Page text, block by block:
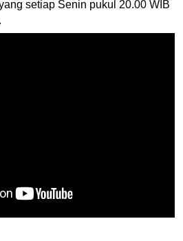
setiap Senin pukul 20.00 WIB